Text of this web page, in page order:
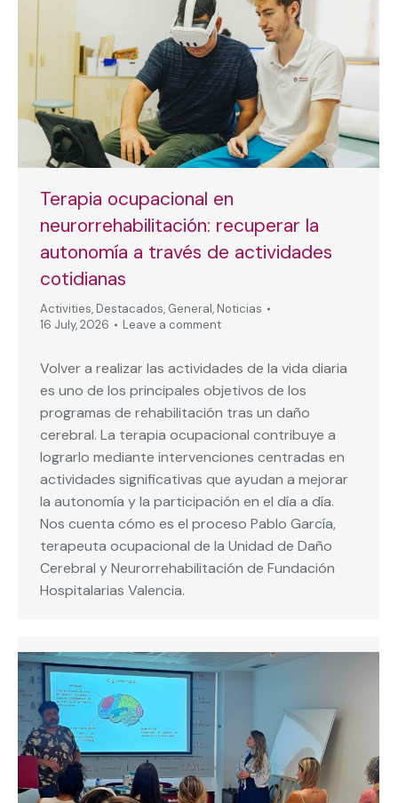
Terapia ocupacional en
neurorrehabilitación: recuperar la
autonomía a través de actividades
cotidianas
Activities, Destacados, General, Noticias
16 July, 2026
Leave a comment
Volver a realizar las actividades de la vida diaria
es uno de los principales objetivos de los
programas de rehabilitación tras un daño
cerebral. La terapia ocupacional contribuye a
lograrlo mediante intervenciones centradas en
actividades significativas que ayudan a mejorar
la autonomía y la participación en el día a día.
Nos cuenta cómo es el proceso Pablo García,
terapeuta ocupacional de la Unidad de Daño
Cerebral y Neurorrehabilitación de Fundación
Hospitalarias Valencia.